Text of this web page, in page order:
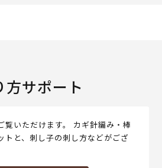
方サポート
覧いただけます。 カギ針編み・棒
トと、刺し子の刺し方などがござ